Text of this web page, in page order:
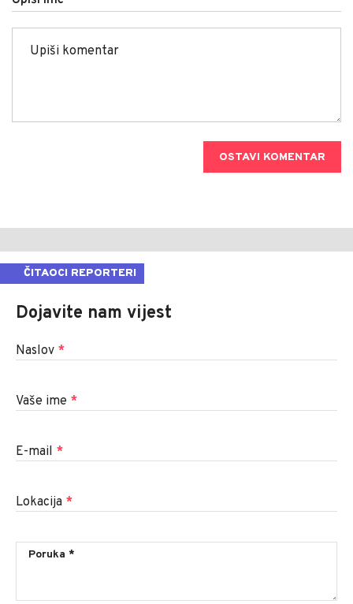
OSTAVI KOMENTAR
ČITAOCI REPORTERI
Dojavite nam vijest
Naslov *
Vaše ime *
E-mail *
Lokacija *